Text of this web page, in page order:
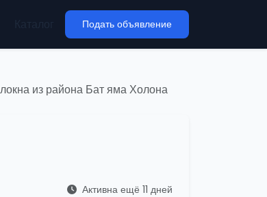
Подать объявление
из района Бат яма Холона
Активна ещё 11 дней